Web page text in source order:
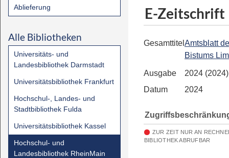
Ablieferung
Alle Bibliotheken
Universitäts- und
Landesbibliothek Darmstadt
Universitätsbibliothek Frankfurt
Hochschul-, Landes- und
Stadtbibliothek Fulda
Universitätsbibliothek Kassel
Hochschul- und
Landesbibliothek RheinMain
E-Zeitschrift
Gesamttitel Amtsblatt
Bistums
Ausgabe
2024
Datum
2024
ZUR ZEIT NUR AN
BIBLIOTHEK ABRUFBAR